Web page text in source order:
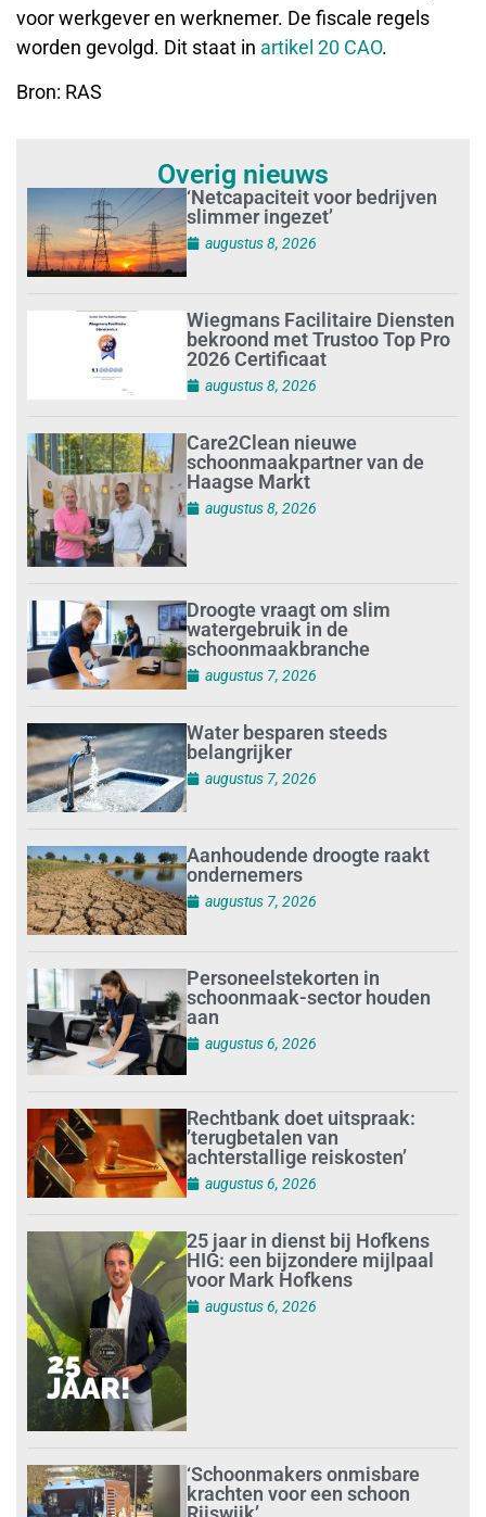
voor werkgever en werknemer. De fiscale regels
worden gevolgd. Dit staat in artikel 20 CAO.
Bron: RAS
Overig nieuws
‘Netcapaciteit voor bedrijven
slimmer ingezet’
augustus 8, 2026
Wiegmans Facilitaire Diensten
bekroond met Trustoo Top Pro
2026 Certificaat
augustus 8, 2026
Care2Clean nieuwe
schoonmaakpartner van de
Haagse Markt
augustus 8, 2026
Droogte vraagt om slim
watergebruik in de
schoonmaakbranche
augustus 7, 2026
Water besparen steeds
belangrijker
augustus 7, 2026
Aanhoudende droogte raakt
ondernemers
augustus 7, 2026
Personeelstekorten in
schoonmaak-sector houden
aan
augustus 6, 2026
Rechtbank doet uitspraak:
’terugbetalen van
achterstallige reiskosten’
augustus 6, 2026
25 jaar in dienst bij Hofkens
HIG: een bijzondere mijlpaal
voor Mark Hofkens
augustus 6, 2026
‘Schoonmakers onmisbare
krachten voor een schoon